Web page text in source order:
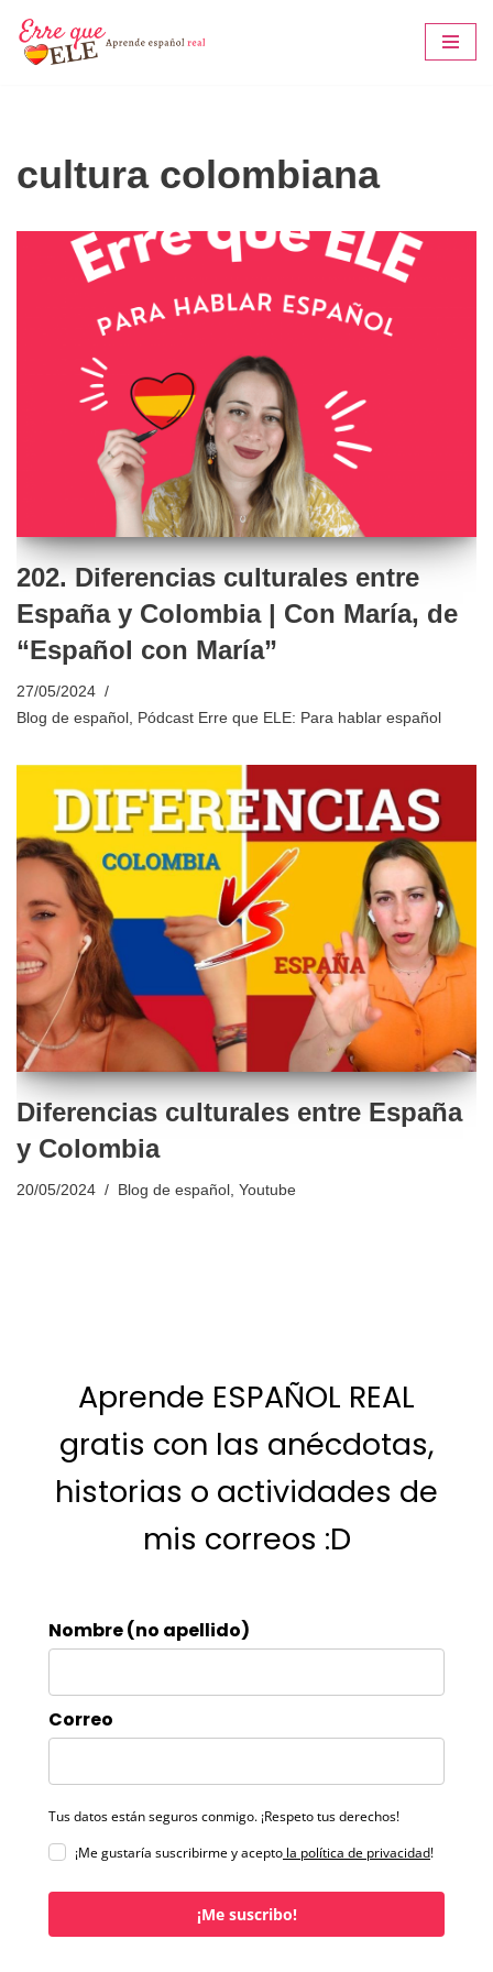
Saltar
cultura colombiana
202. Diferencias culturales entre
España y Colombia | Con María, de
“Español con María”
27/05/2024
Blog de español , Pódcast Erre que ELE: Para hablar español
Diferencias culturales entre España
y Colombia
20/05/2024 Blog de español , Youtube
Aprende ESPAÑOL REAL
gratis con las anécdotas,
historias o actividades de
mis correos :D
Nombre (no apellido)
Correo
Tus datos están seguros conmigo. ¡Respeto tus derechos!
¡Me gustaría suscribirme y acepto la política de privacidad!
¡Me suscribo!